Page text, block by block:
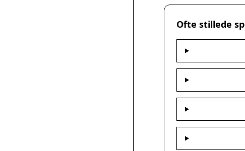
Ofte stillede